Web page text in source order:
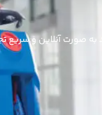
به صورت آنلاین و